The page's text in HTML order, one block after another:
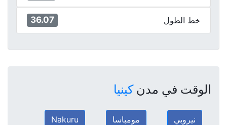
خط الطول 36.07
الوقت في مدنكينيا
نيروبي مومباسا Nakuru